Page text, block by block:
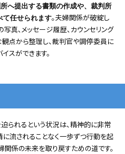
へ提出する書類の作成や、裁判所
て任せられます。夫婦関係が破綻し
真、メッセージ履歴、カウンセリング
点から整理し、裁判官や調停委員に
スができます。
られるという状況は、精神的に非常
に流されることなく一歩ずつ行動を起
関係の未来を取り戻すための道です。